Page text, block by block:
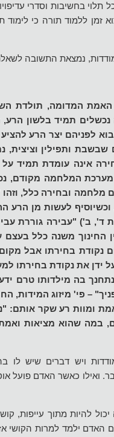
בחשיבות וסדרי
זמן ללמוד תורה כי לימוד
נמצאת התשובה
האמת המדומה, תולדת
תמיד בלשון הרע,
לפניהם יצר הרע
ותפילין וציצית,
אינה עומדת תמיד
מערכת המלחמה מקודם,
מלחמה ובחירה כלל, וזהו
לעשות מן הרע
ד', ב') "עבירה גוררת
משנה כלל בעצם
בחירתו אבל מקום
ידן את נקודת בחירתו
בה מילדותו טרם ידע
– פי' מיזוג המידות,
ומוות רע שקר אותם:
במה שהוא מציאות
ויש דברים שיש לו
ואילו כאשר האדם פועל
להיות מתוך עייפות,
האדם ילמד למרות הקושי